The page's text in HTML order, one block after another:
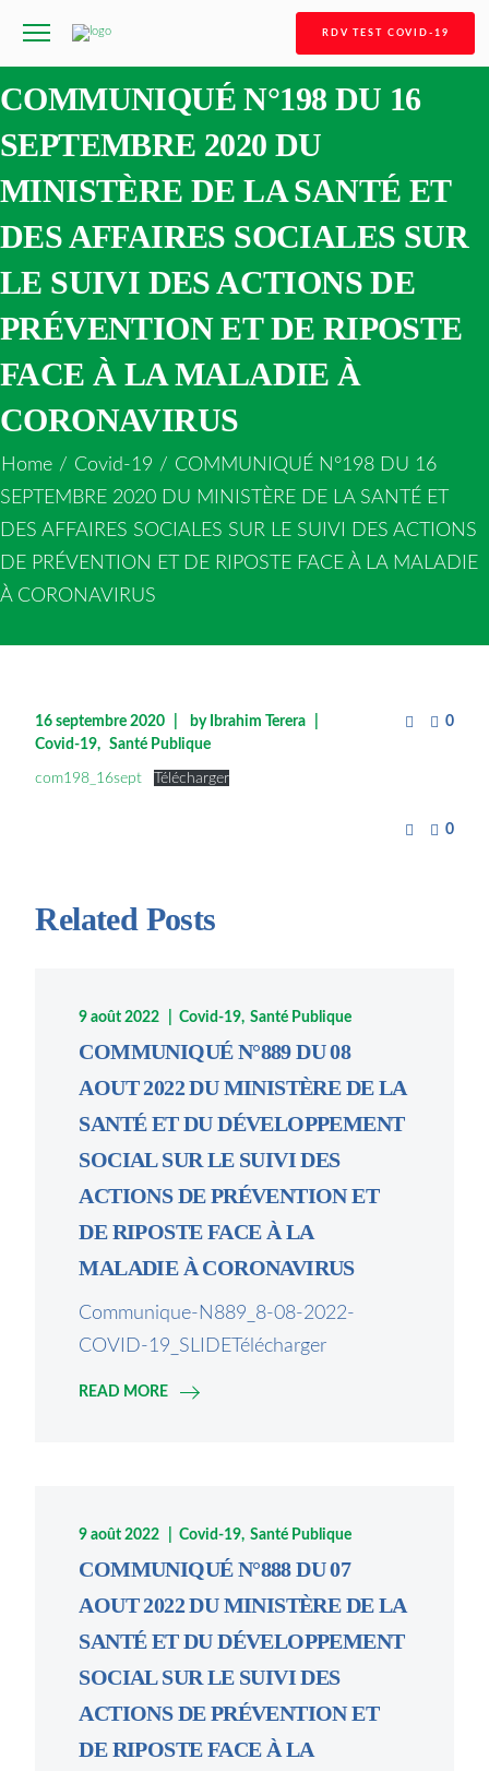
RDV TEST COVID-19
COMMUNIQUÉ N°198 DU 16
SEPTEMBRE 2020 DU
MINISTÈRE DE LA SANTÉ ET
DES AFFAIRES SOCIALES SUR
LE SUIVI DES ACTIONS DE
PRÉVENTION ET DE RIPOSTE
FACE À LA MALADIE À
CORONAVIRUS
Home / Covid-19 / COMMUNIQUÉ N°198 DU 16
SEPTEMBRE 2020 DU MINISTÈRE DE LA SANTÉ ET
DES AFFAIRES SOCIALES SUR LE SUIVI DES ACTIONS
DE PRÉVENTION ET DE RIPOSTE FACE À LA MALADIE
À CORONAVIRUS
16 septembre 2020 by Ibrahim Terera
Covid-19
Santé Publique
0
com198_16sept Télécharger
0
Related Posts
9 août 2022 Covid-19 Santé Publique
COMMUNIQUÉ N°889 DU 08
AOUT 2022 DU MINISTÈRE DE LA
SANTÉ ET DU DÉVELOPPEMENT
SOCIAL SUR LE SUIVI DES
ACTIONS DE PRÉVENTION ET
DE RIPOSTE FACE À LA
MALADIE À CORONAVIRUS
Communique-N889_8-08-2022-
COVID-19_SLIDETélécharger
READ MORE
9 août 2022 Covid-19 Santé Publique
COMMUNIQUÉ N°888 DU 07
AOUT 2022 DU MINISTÈRE DE LA
SANTÉ ET DU DÉVELOPPEMENT
SOCIAL SUR LE SUIVI DES
ACTIONS DE PRÉVENTION ET
DE RIPOSTE FACE À LA